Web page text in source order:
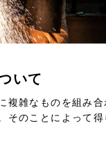
いて
複雑なものを組み合
そのことによって得